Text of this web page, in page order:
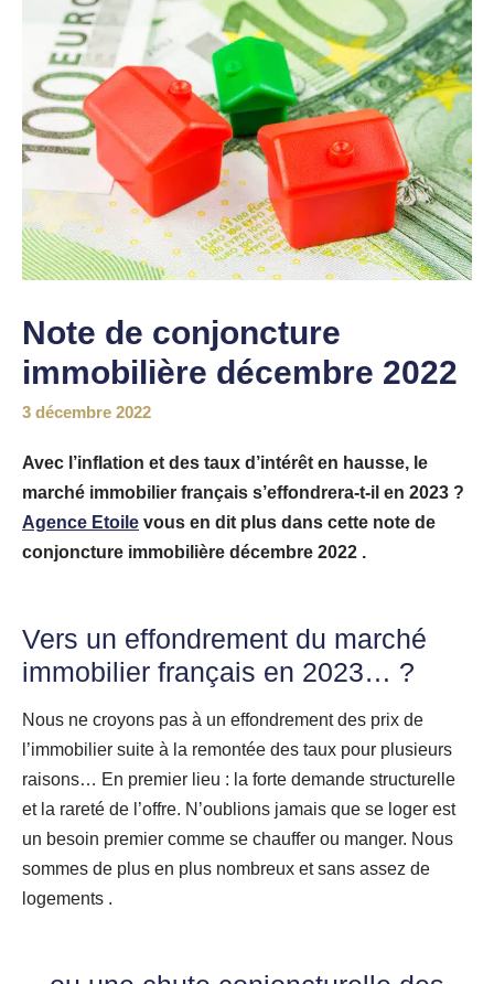
Note de conjoncture
immobilière décembre 2022
3 décembre 2022
Avec l’inflation et des taux d’intérêt en hausse, le
marché immobilier français s’effondrera-t-il en 2023 ?
Agence Etoile vous en dit plus dans cette note de
conjoncture immobilière décembre 2022 .
Vers un effondrement du marché
immobilier français en 2023… ?
Nous ne croyons pas à un effondrement des prix de
l’immobilier suite à la remontée des taux pour plusieurs
raisons… En premier lieu : la forte demande structurelle
et la rareté de l’offre. N’oublions jamais que se loger est
un besoin premier comme se chauffer ou manger. Nous
sommes de plus en plus nombreux et sans assez de
logements .